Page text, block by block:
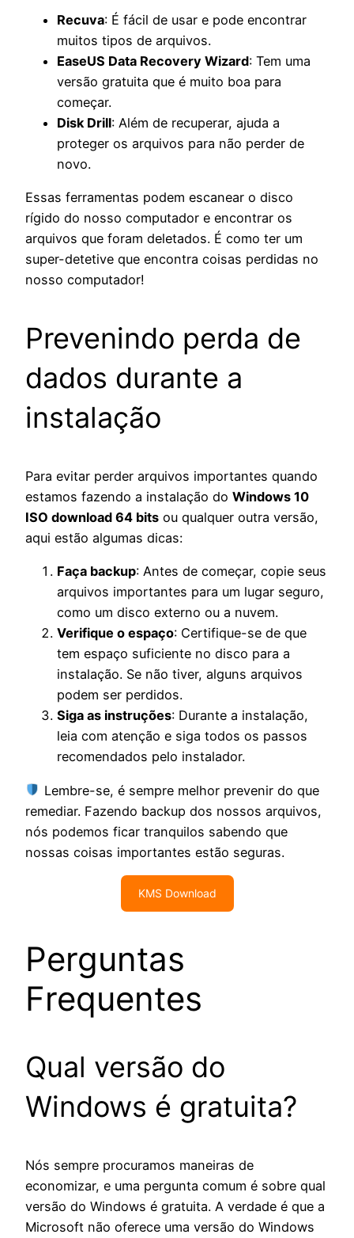
Recuva: É fácil de usar e pode encontrar
muitos tipos de arquivos.
EaseUS Data Recovery Wizard: Tem uma
versão gratuita que é muito boa para
começar.
Disk Drill: Além de recuperar, ajuda a
proteger os arquivos para não perder de
novo.
Essas ferramentas podem escanear o disco
rígido do nosso computador e encontrar os
arquivos que foram deletados. É como ter um
super-detetive que encontra coisas perdidas no
nosso computador!
Prevenindo perda de
dados durante a
instalação
Para evitar perder arquivos importantes quando
estamos fazendo a instalação do Windows 10
ISO download 64 bits ou qualquer outra versão,
aqui estão algumas dicas:
Faça backup: Antes de começar, copie seus
arquivos importantes para um lugar seguro,
como um disco externo ou a nuvem.
Verifique o espaço: Certifique-se de que
tem espaço suficiente no disco para a
instalação. Se não tiver, alguns arquivos
podem ser perdidos.
Siga as instruções: Durante a instalação,
leia com atenção e siga todos os passos
recomendados pelo instalador.
Lembre-se, é sempre melhor prevenir do que
remediar. Fazendo backup dos nossos arquivos,
nós podemos ficar tranquilos sabendo que
nossas coisas importantes estão seguras.
KMS Download
Perguntas
Frequentes
Qual versão do
Windows é gratuita?
Nós sempre procuramos maneiras de
economizar, e uma pergunta comum é sobre qual
versão do Windows é gratuita. A verdade é que a
Microsoft não oferece uma versão do Windows